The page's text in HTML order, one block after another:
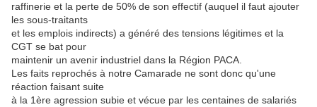
raffinerie et la perte de 50% de son effectif (auquel il faut ajouter
les sous-traitants
et les emplois indirects) a généré des tensions légitimes et la
CGT se bat pour
maintenir un avenir industriel dans la Région PACA.
Les faits reprochés à notre Camarade ne sont donc qu'une
réaction faisant suite
à la 1ère agression subie et vécue par les centaines de salariés